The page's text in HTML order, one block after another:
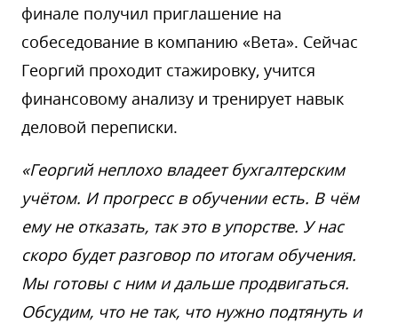
финале получил приглашение на
собеседование в компанию «Вета». Сейчас
Георгий проходит стажировку, учится
финансовому анализу и тренирует навык
деловой переписки.
«Георгий неплохо владеет бухгалтерским
учётом. И прогресс в обучении есть. В чём
ему не отказать, так это в упорстве. У нас
скоро будет разговор по итогам обучения.
Мы готовы с ним и дальше продвигаться.
Обсудим, что не так, что нужно подтянуть и